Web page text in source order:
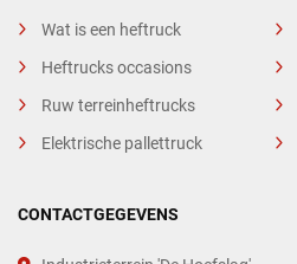
Wat is een heftruck
Heftrucks occasions
Ruw terreinheftrucks
Elektrische pallettruck
CONTACTGEGEVENS